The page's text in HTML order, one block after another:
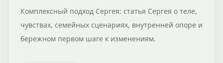
Комплексный подход Сергея: статья Сергея о теле,
чувствах, семейных сценариях, внутренней опоре и
бережном первом шаге к изменениям.